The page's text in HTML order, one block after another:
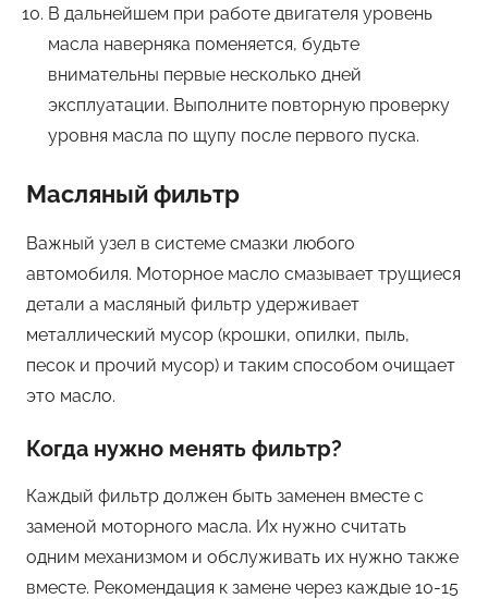
В дальнейшем при работе двигателя уровень
масла наверняка поменяется, будьте
внимательны первые несколько дней
эксплуатации. Выполните повторную проверку
уровня масла по щупу после первого пуска.
Масляный фильтр
Важный узел в системе смазки любого
автомобиля. Моторное масло смазывает трущиеся
детали а масляный фильтр удерживает
металлический мусор (крошки, опилки, пыль,
песок и прочий мусор) и таким способом очищает
это масло.
Когда нужно менять фильтр?
Каждый фильтр должен быть заменен вместе с
заменой моторного масла. Их нужно считать
одним механизмом и обслуживать их нужно также
вместе. Рекомендация к замене через каждые 10-15